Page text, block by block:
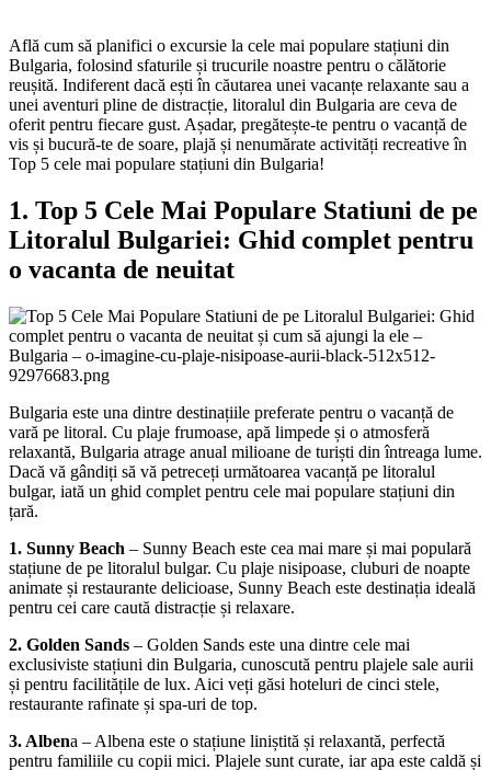
Află cum să planifici o excursie la cele mai populare stațiuni din
Bulgaria, folosind sfaturile și trucurile noastre pentru o călătorie
reușită. Indiferent dacă ești în căutarea unei vacanțe relaxante sau a
unei aventuri pline de distracție, litoralul din Bulgaria are ceva de
oferit pentru fiecare gust. Așadar, pregătește-te pentru o vacanță de
vis și bucură-te de soare, plajă și nenumărate activități recreative în
Top 5 cele mai populare stațiuni din Bulgaria!
1. Top 5 Cele Mai Populare Statiuni de pe
Litoralul Bulgariei: Ghid complet pentru
o vacanta de neuitat
Bulgaria este una dintre destinațiile preferate pentru o vacanță de
vară pe litoral. Cu plaje frumoase, apă limpede și o atmosferă
relaxantă, Bulgaria atrage anual milioane de turiști din întreaga lume.
Dacă vă gândiți să vă petreceți următoarea vacanță pe litoralul
bulgar, iată un ghid complet pentru cele mai populare stațiuni din
țară.
1. Sunny Beach – Sunny Beach este cea mai mare și mai populară
stațiune de pe litoralul bulgar. Cu plaje nisipoase, cluburi de noapte
animate și restaurante delicioase, Sunny Beach este destinația ideală
pentru cei care caută distracție și relaxare.
2. Golden Sands – Golden Sands este una dintre cele mai
exclusiviste stațiuni din Bulgaria, cunoscută pentru plajele sale aurii
și pentru facilitățile de lux. Aici veți găsi hoteluri de cinci stele,
restaurante rafinate și spa-uri de top.
3. Albena – Albena este o stațiune liniștită și relaxantă, perfectă
pentru familiile cu copii mici. Plajele sunt curate, iar apa este caldă și